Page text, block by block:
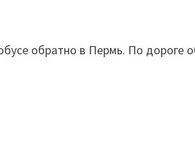
обратно в Пермь. По дороге